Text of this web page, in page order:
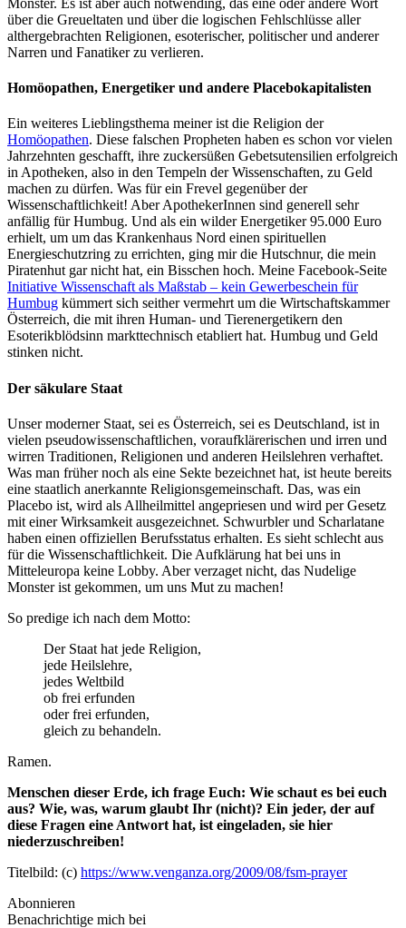
über die Greueltaten und über die logischen Fehlschlüsse aller
althergebrachten Religionen, esoterischer, politischer und anderer
Narren und Fanatiker zu verlieren.
Homöopathen, Energetiker und andere Placebokapitalisten
Ein weiteres Lieblingsthema meiner ist die Religion der
Homöopathen. Diese falschen Propheten haben es schon vor vielen
Jahrzehnten geschafft, ihre zuckersüßen Gebetsutensilien erfolgreich
in Apotheken, also in den Tempeln der Wissenschaften, zu Geld
machen zu dürfen. Was für ein Frevel gegenüber der
Wissenschaftlichkeit! Aber ApothekerInnen sind generell sehr
anfällig für Humbug. Und als ein wilder Energetiker 95.000 Euro
erhielt, um um das Krankenhaus Nord einen spirituellen
Energieschutzring zu errichten, ging mir die Hutschnur, die mein
Piratenhut gar nicht hat, ein Bisschen hoch. Meine Facebook-Seite
Initiative Wissenschaft als Maßstab – kein Gewerbeschein für
Humbug kümmert sich seither vermehrt um die Wirtschaftskammer
Österreich, die mit ihren Human- und Tierenergetikern den
Esoterikblödsinn markttechnisch etabliert hat. Humbug und Geld
stinken nicht.
Der säkulare Staat
Unser moderner Staat, sei es Österreich, sei es Deutschland, ist in
vielen pseudowissenschaftlichen, voraufklärerischen und irren und
wirren Traditionen, Religionen und anderen Heilslehren verhaftet.
Was man früher noch als eine Sekte bezeichnet hat, ist heute bereits
eine staatlich anerkannte Religionsgemeinschaft. Das, was ein
Placebo ist, wird als Allheilmittel angepriesen und wird per Gesetz
mit einer Wirksamkeit ausgezeichnet. Schwurbler und Scharlatane
haben einen offiziellen Berufsstatus erhalten. Es sieht schlecht aus
für die Wissenschaftlichkeit. Die Aufklärung hat bei uns in
Mitteleuropa keine Lobby. Aber verzaget nicht, das Nudelige
Monster ist gekommen, um uns Mut zu machen!
So predige ich nach dem Motto:
Der Staat hat jede Religion,
jede Heilslehre,
jedes Weltbild
ob frei erfunden
oder frei erfunden,
gleich zu behandeln.
Ramen.
Menschen dieser Erde, ich frage Euch: Wie schaut es bei euch
aus? Wie, was, warum glaubt Ihr (nicht)? Ein jeder, der auf
diese Fragen eine Antwort hat, ist eingeladen, sie hier
niederzuschreiben!
Titelbild: (c) https://www.venganza.org/2009/08/fsm-prayer
Abonnieren
Benachrichtige mich bei